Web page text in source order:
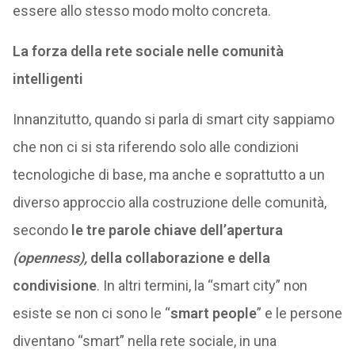
essere allo stesso modo molto concreta.
La forza della rete sociale nelle comunità
intelligenti
Innanzitutto, quando si parla di smart city sappiamo
che non ci si sta riferendo solo alle condizioni
tecnologiche di base, ma anche e soprattutto a un
diverso approccio alla costruzione delle comunità,
secondo le tre parole chiave dell’apertura
(openness),della collaborazione e della
condivisione. In altri termini, la “smart city” non
esiste se non ci sono le “smart people” e le persone
diventano “smart” nella rete sociale, in una